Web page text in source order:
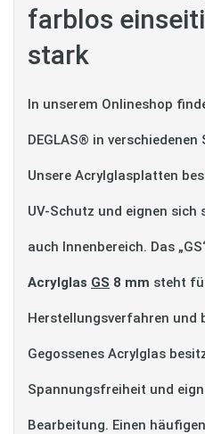
farblos
stark
In unserem Onlineshop
DEGLAS® in
Unsere Acrylglasplatten
UV-Schutz und eignen
auch Innenbereich. Das
Acrylglas GS 8 mm steht
Herstellungsverfahren und
Gegossenes Acrylglas
Spannungsfreiheit und
Bearbeitung. Einen